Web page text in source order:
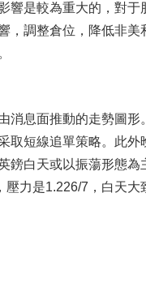
響是較為重大的，對
，調整倉位，降低非
。
消息面推動的走勢圖
取短線追單策略。此
鎊白天或以振蕩形態
力是1.226/7，白天